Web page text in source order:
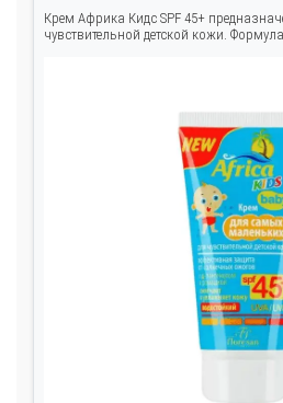
Крем Африка Кидс SPF 45+
чувствительной детской кожи.